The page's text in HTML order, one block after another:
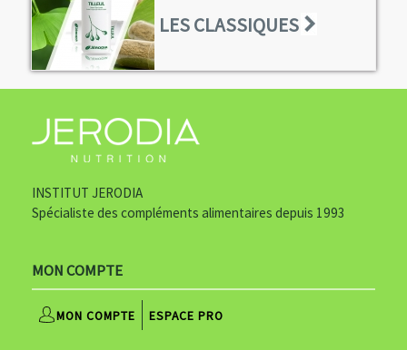
LES CLASSIQUES
l
g
-
INSTITUT JERODIA
Spécialiste des compléments alimentaires depuis 1993
MON COMPTE
MON COMPTE ESPACE PRO